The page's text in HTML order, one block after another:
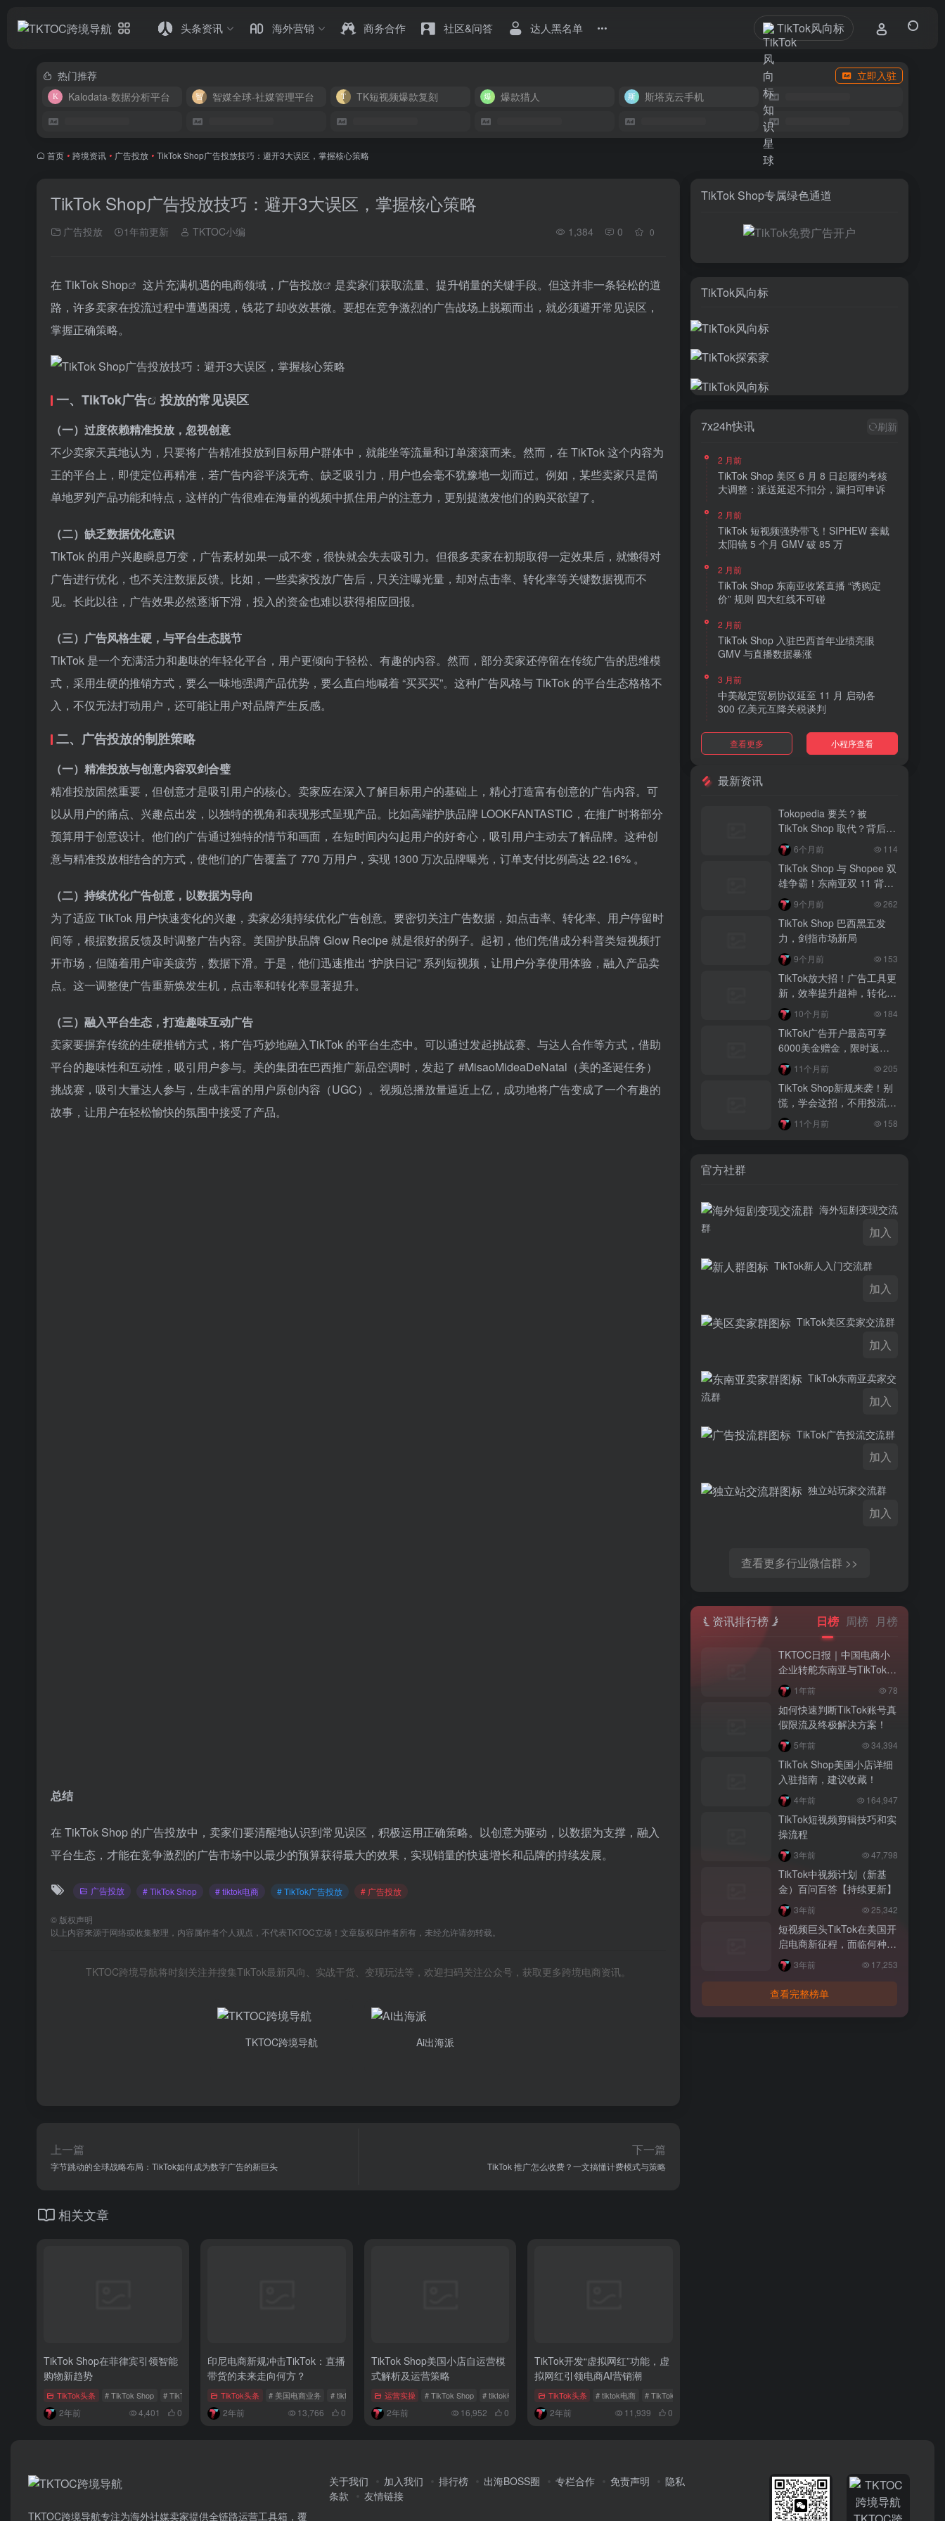
头条资讯 海外营销 商务合作 社区&问答 达人黑名单 TikTok风向标
热门推荐
立即入驻
Kalodata-数据分析平台
智媒全球-社媒管理平台 TK短视频爆款复刻 爆款猎人 斯塔克云手机
首页 • 跨境资讯 • 广告投放 • TikTok Shop广告投放技巧：避开3大误区，掌握核心策略
TikTok Shop广告投放技巧：避开3大误区，掌握核心策略
广告投放 1年前更新 TKTOC小编 1,384 0 0
在 TikTok Shop 这片充满机遇的电商领域， 广告投放
是卖家们获取流量、提升销量的关键手段。但这并非一条轻松的道
路，许多卖家在投流过程中遭遇困境，钱花了却收效甚微。要想在竞争激烈的广告战场上脱颖而出，就必须避开常见误区，
掌握正确策略。
一、 TikTok广告 投放的常见误区
（一）过度依赖精准投放，忽视创意
不少卖家天真地认为，只要将广告精准投放到目标用户群体中，就能坐等流量和订单滚滚而来。然而，在 TikTok 这个内容为
王的平台上，即使定位再精准，若广告内容平淡无奇、缺乏吸引力，用户也会毫不犹豫地一划而过。例如，某些卖家只是简
单地罗列产品功能和特点，这样的广告很难在海量的视频中抓住用户的注意力，更别提激发他们的购买欲望了。
（二）缺乏数据优化意识
TikTok 的用户兴趣瞬息万变，广告素材如果一成不变，很快就会失去吸引力。但很多卖家在初期取得一定效果后，就懒得对
广告进行优化，也不关注数据反馈。比如，一些卖家投放广告后，只关注曝光量，却对点击率、转化率等关键数据视而不
见。长此以往，广告效果必然逐渐下滑，投入的资金也难以获得相应回报。
（三）广告风格生硬，与平台生态脱节
TikTok 是一个充满活力和趣味的年轻化平台，用户更倾向于轻松、有趣的内容。然而，部分卖家还停留在传统广告的思维模
式，采用生硬的推销方式，要么一味地强调产品优势，要么直白地喊着 “买买买”。这种广告风格与 TikTok 的平台生态格格不
入，不仅无法打动用户，还可能让用户对品牌产生反感。
二、广告投放的制胜策略
（一）精准投放与创意内容双剑合璧
精准投放固然重要，但创意才是吸引用户的核心。卖家应在深入了解目标用户的基础上，精心打造富有创意的广告内容。可
以从用户的痛点、兴趣点出发，以独特的视角和表现形式呈现产品。比如高端护肤品牌 LOOKFANTASTIC，在推广时将部分
预算用于创意设计。他们的广告通过独特的情节和画面，在短时间内勾起用户的好奇心，吸引用户主动去了解品牌。这种创
意与精准投放相结合的方式，使他们的广告覆盖了 770 万用户，实现 1300 万次品牌曝光，订单支付比例高达 22.16% 。
（二）持续优化广告创意，以数据为导向
为了适应 TikTok 用户快速变化的兴趣，卖家必须持续优化广告创意。要密切关注广告数据，如点击率、转化率、用户停留时
间等，根据数据反馈及时调整广告内容。美国护肤品牌 Glow Recipe 就是很好的例子。起初，他们凭借成分科普类短视频打
开市场，但随着用户审美疲劳，数据下滑。于是，他们迅速推出 “护肤日记” 系列短视频，让用户分享使用体验，融入产品卖
点。这一调整使广告重新焕发生机，点击率和转化率显著提升。
（三）融入平台生态，打造趣味互动广告
卖家要摒弃传统的生硬推销方式，将广告巧妙地融入TikTok 的平台生态中。可以通过发起挑战赛、与达人合作等方式，借助
平台的趣味性和互动性，吸引用户参与。美的集团在巴西推广新品空调时，发起了 #MisaoMideaDeNatal（美的圣诞任务）
挑战赛，吸引大量达人参与，生成丰富的用户原创内容（UGC）。视频总播放量逼近上亿，成功地将广告变成了一个有趣的
故事，让用户在轻松愉快的氛围中接受了产品。
总结
在 TikTok Shop 的广告投放中，卖家们要清醒地认识到常见误区，积极运用正确策略。以创意为驱动，以数据为支撑，融入
平台生态，才能在竞争激烈的广告市场中以最少的预算获得最大的效果，实现销量的快速增长和品牌的持续发展。
广告投放 # TikTok Shop # tiktok电商 # TikTok广告投放 # 广告投放
© 版权声明
以上内容来源于网络或收集整理，内容属作者个人观点，不代表TKTOC立场！文章版权归作者所有，未经允许请勿转载。
TKTOC跨境导航将时刻关注并搜集TikTok最新风向、实战干货、变现玩法等，欢迎扫码关注公众号，获取更多跨境电商资讯。
TKTOC跨境导航 Ai出海派
上一篇
字节跳动的全球战略布局：TikTok如何成为数字广告的新巨头
下一篇
TikTok 推广怎么收费？一文搞懂计费模式与策略
相关文章
TikTok Shop在菲律宾引领智能
购物新趋势
TikTok头条 # TikTok Shop # TikTok Shop Mall # 菲律宾电商
2年前 4,401 0
印尼电商新规冲击TikTok：直播
带货的未来走向何方？
TikTok头条 # 美国电商业务 # tiktok电商 # 印尼政府
2年前 13,766 0
TikTok Shop美国小店自运营模
式解析及运营策略
运营实操 # TikTok Shop # tiktok电商 # 美国市场
2年前 16,952 0
TikTok开发“虚拟网红”功能，虚
拟网红引领电商AI营销潮
TikTok头条 # tiktok电商 # TikTok虚拟网红
2年前 11,939 0
TikTok Shop专属绿色通道
TikTok风向标
7x24h快讯 刷新
2 月前
TikTok Shop 美区 6 月 8 日起履约考核
大调整：派送延迟不扣分，漏扫可申诉
2 月前
TikTok 短视频强势带飞！SIPHEW 套戴
太阳镜 5 个月 GMV 破 85 万
2 月前
TikTok Shop 东南亚收紧直播 “诱购定
价” 规则 四大红线不可碰
2 月前
TikTok Shop 入驻巴西首年业绩亮眼
GMV 与直播数据暴涨
3 月前
中美敲定贸易协议延至 11 月 启动各
300 亿美元互降关税谈判
3 月前
TikTok Shop 上线 “三日达” 标签 履约
3 月前
者接受 AI 代下单
TikTok Shop 爱尔兰全面开放入驻 本土
品牌可零门槛开店
音乐节降噪耳塞风靡欧美 DTC 品牌单日
营收突破 200 万元
越南监管出手核查Shopee、TikTok
Shop涨价行为，佣金调整遭调查
TikTok Shop 印尼推出出海项目 助力本
土品牌开拓东南亚市场
TikTok Shop 英美周榜出炉 美妆家居成
查看更多 小程序查看
最新资讯
Tokopedia 要关？被
TikTok Shop 取代？背后真
相大揭秘！
6个月前 114
TikTok Shop 与 Shopee 双
雄争霸！东南亚双 11 背后
的内容电商新战局
9个月前 262
TikTok Shop 巴西黑五发
力，剑指市场新局
9个月前 153
TikTok放大招！广告工具更
新，效率提升超神，转化效
果绝了10个月前 184
TikTok广告开户最高可享
6000美金赠金，限时返，
轻松流量爆款，快来！
11个月前 205
TikTok Shop新规来袭！别
慌，学会这招，不用投流也
能出单，新手必看
11个月前 158
官方社群
海外短剧变现交流
群
加入
TikTok新人入门交流群
加入
TikTok美区卖家交流群
加入
TikTok东南亚卖家交
流群
加入
TikTok广告投流交流群
加入
独立站玩家交流群
加入
查看更多行业微信群 >>
资讯排行榜 日榜 周榜 月榜
TKTOC日报｜中国电商小
企业转舵东南亚与TikTok寻
求新出路
1年前 78
如何快速判断TikTok账号真
假限流及终极解决方案！
5年前 34,394
TikTok Shop美国小店详细
入驻指南，建议收藏！
4年前 164,947
TikTok短视频剪辑技巧和实
操流程
3年前 47,798
TikTok中视频计划（新基
金）百问百答【持续更新】
3年前 25,342
短视频巨头TikTok在美国开
启电商新征程，面临何种挑
战？3年前 17,253
查看完整榜单
TKTOC跨境导航​专注为海外社媒卖家提供全链路运营工具箱，覆
关于我们 加入我们 排行榜 出海BOSS圈 专栏合作 免责声明
隐私
条款
友情链接